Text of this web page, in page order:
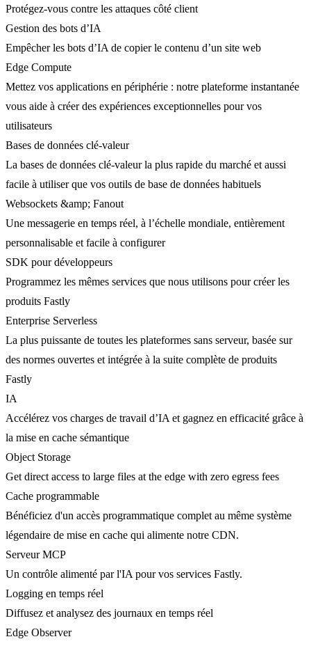
Protégez-vous contre les attaques côté client
Gestion des bots d’IA
Empêcher les bots d’IA de copier le contenu d’un site web
Edge Compute
Mettez vos applications en périphérie : notre plateforme instantanée
vous aide à créer des expériences exceptionnelles pour vos
utilisateurs
Bases de données clé-valeur
La bases de données clé-valeur la plus rapide du marché et aussi
facile à utiliser que vos outils de base de données habituels
Websockets &amp; Fanout
Une messagerie en temps réel, à l’échelle mondiale, entièrement
personnalisable et facile à configurer
SDK pour développeurs
Programmez les mêmes services que nous utilisons pour créer les
produits Fastly
Enterprise Serverless
La plus puissante de toutes les plateformes sans serveur, basée sur
des normes ouvertes et intégrée à la suite complète de produits
Fastly
IA
Accélérez vos charges de travail d’IA et gagnez en efficacité grâce à
la mise en cache sémantique
Object Storage
Get direct access to large files at the edge with zero egress fees
Cache programmable
Bénéficiez d'un accès programmatique complet au même système
légendaire de mise en cache qui alimente notre CDN.
Serveur MCP
Un contrôle alimenté par l'IA pour vos services Fastly.
Logging en temps réel
Diffusez et analysez des journaux en temps réel
Edge Observer